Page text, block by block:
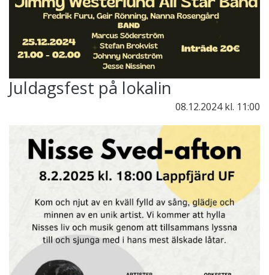
Juldagsfest på lokalin
08.12.2024kl. 11:00